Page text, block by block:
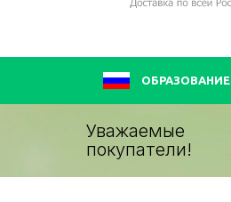
ОБРАЗОВАНИЕ
Уважаемые
покупатели!